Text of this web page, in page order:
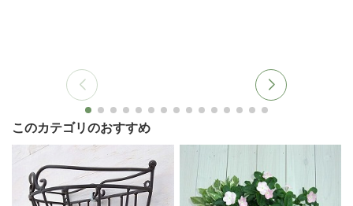
このカテゴリのおすすめ